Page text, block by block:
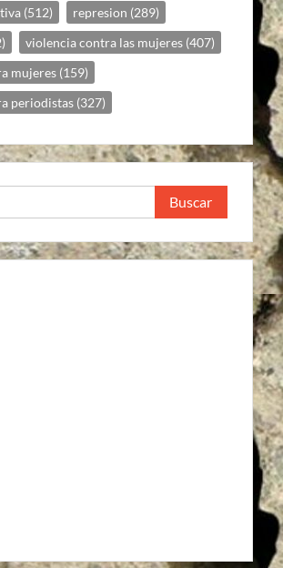
(512) represion (289)
violencia contra las mujeres (407)
mujeres (159)
periodistas (327)
Buscar:
Costa y Oaxaca-Istmo